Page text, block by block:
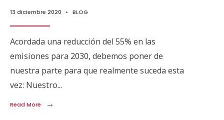
13 diciembre 2020 • BLOG
Acordada una reducción del 55% en las
emisiones para 2030, debemos poner de
nuestra parte para que realmente suceda esta
vez: Nuestro...
Read More →